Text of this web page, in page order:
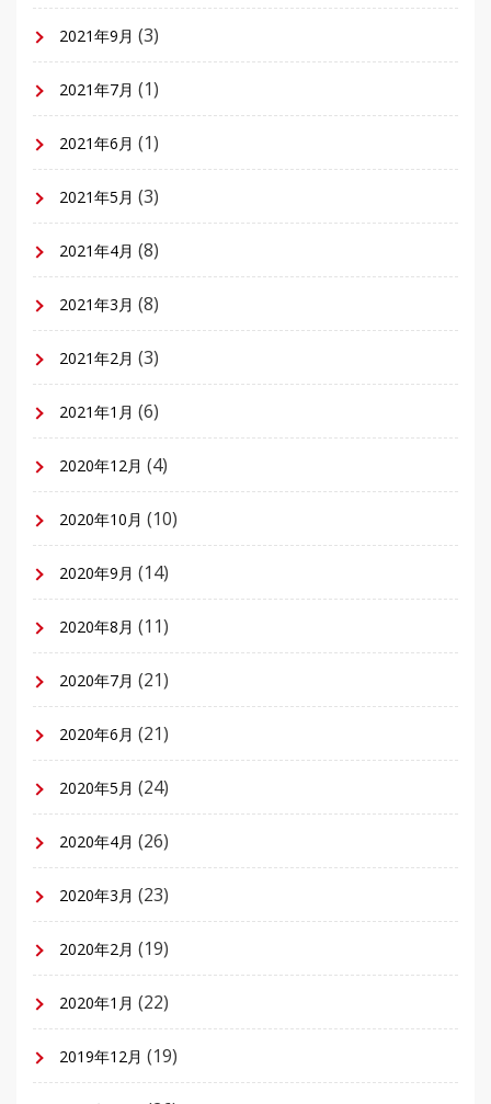
2021年9月 (3)
2021年7月 (1)
2021年6月 (1)
2021年5月 (3)
2021年4月 (8)
2021年3月 (8)
2021年2月 (3)
2021年1月 (6)
2020年12月 (4)
2020年10月 (10)
2020年9月 (14)
2020年8月 (11)
2020年7月 (21)
2020年6月 (21)
2020年5月 (24)
2020年4月 (26)
2020年3月 (23)
2020年2月 (19)
2020年1月 (22)
2019年12月 (19)